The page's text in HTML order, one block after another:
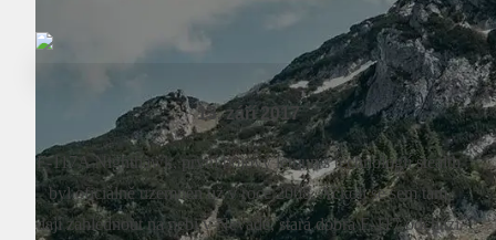
13. září 2017
F-117A Nighthawk, první bojový letoun s technologií stealth
byl oficiálně uzemněn už v roce 2008. Ačkoli se sem tam
dají zahlédnout na nebi v Nevadě, stará dobrá F-117 odchází